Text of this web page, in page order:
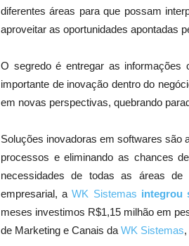
diferentes áreas para que possam
aproveitar as oportunidades apontadas
O segredo é entregar as informações
importante de inovação dentro do
em novas perspectivas, quebrando
Soluções inovadoras em softwares são
processos e eliminando as chances
necessidades de todas as áreas
empresarial, aWK Sistemas integrou
meses investimos R$1,15 milhão em
de Marketing e Canais da WK Sistemas